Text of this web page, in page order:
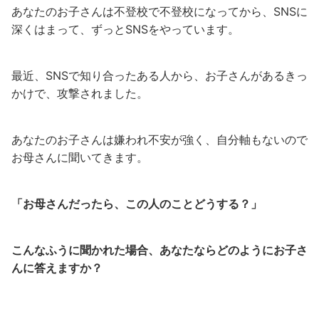
あなたのお子さんは不登校で不登校になってから、SNSに
深くはまって、ずっとSNSをやっています。
最近、SNSで知り合ったある人から、お子さんがあるきっ
かけで、攻撃されました。
あなたのお子さんは嫌われ不安が強く、自分軸もないので
お母さんに聞いてきます。
「お母さんだったら、この人のことどうする？」
こんなふうに聞かれた場合、あなたならどのようにお子さ
んに答えますか？